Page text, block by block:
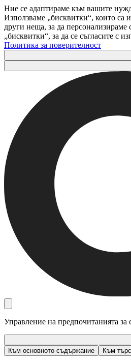
Ние се адаптираме към вашите
Използваме „бисквитки“, които са
други неща, за да
„бисквитки“, за да се съгласите с
Политика за поверителност
Управление на предпочитанията за
Към основното съдържание
Към